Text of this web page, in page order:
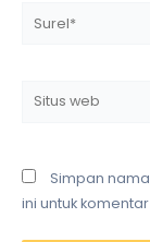
Situs
Simpan
ini untuk